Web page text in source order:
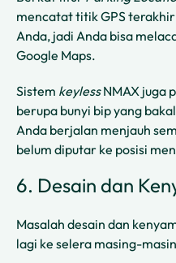
mencatat titik GPS
Anda, jadi Anda bisa
Google Maps.
Sistem keylessNMAX juga
berupa bunyi bip yang
Anda berjalan menjauh
belum diputar ke posisi
6. Desain dan
Masalah desain dan
lagi ke selera masing-